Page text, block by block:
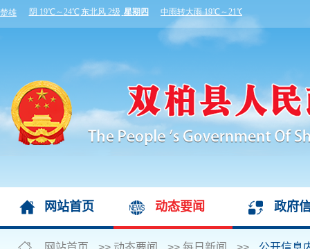
网站首页 动态要闻 政府